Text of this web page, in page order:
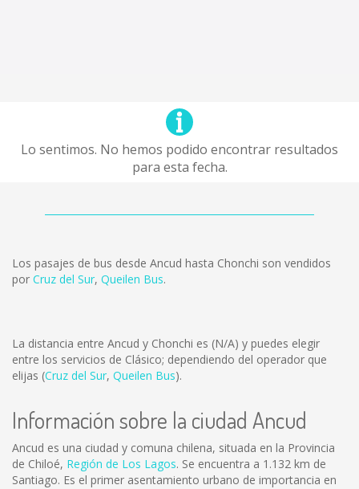
Lo sentimos. No hemos podido encontrar resultados
para esta fecha.
Los pasajes de bus desde Ancud hasta Chonchi son vendidos
por Cruz del Sur, Queilen Bus.
La distancia entre Ancud y Chonchi es (N/A) y puedes elegir
entre los servicios de Clásico; dependiendo del operador que
elijas (Cruz del Sur, Queilen Bus).
Información sobre la ciudad Ancud
Ancud es una ciudad y comuna chilena, situada en la Provincia
de Chiloé, Región de Los Lagos. Se encuentra a 1.132 km de
Santiago. Es el primer asentamiento urbano de importancia en